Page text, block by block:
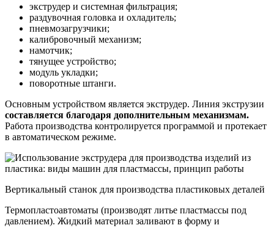
экструдер и системная фильтрация;
раздувочная головка и охладитель;
пневмозагрузчики;
калибровочный механизм;
намотчик;
тянущее устройство;
модуль укладки;
поворотные штанги.
Основным устройством является экструдер. Линия экструзии
составляется благодаря дополнительным механизмам.
Работа производства контролируется программой и протекает
в автоматическом режиме.
Вертикальный станок для производства пластиковых деталей
Термопластоавтоматы (производят литье пластмассы под
давлением). Жидкий материал заливают в форму и